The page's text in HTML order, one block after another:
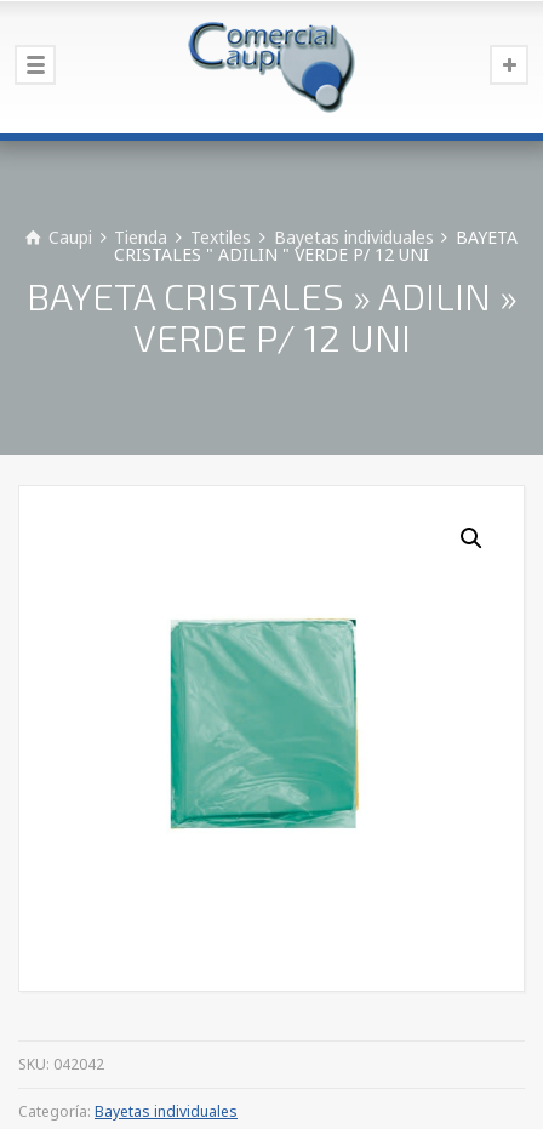
Caupi Tienda Textiles Bayetas individuales BAYETA
CRISTALES " ADILIN " VERDE P/ 12 UNI
BAYETA CRISTALES » ADILIN »
VERDE P/ 12 UNI
SKU: 042042
Categoría: Bayetas individuales